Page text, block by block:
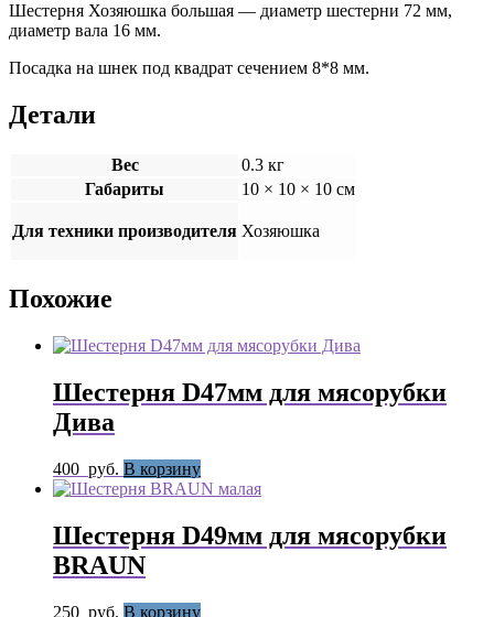
Шестерня Хозяюшка большая — диаметр шестерни 72 мм,
диаметр вала 16 мм.
Посадка на шнек под квадрат сечением 8*8 мм.
Детали
Вес
0.3 кг
Габариты
10 × 10 × 10 см
Для техники производителя Хозяюшка
Похожие
Шестерня D47мм для мясорубки
Дива
400 руб. В корзину
Шестерня D49мм для мясорубки
BRAUN
250 руб. В корзину